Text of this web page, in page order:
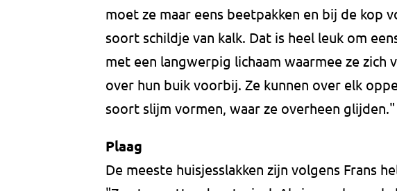
moet ze maar eens beetpakken en bij de kop
soort schildje van kalk. Dat is heel leuk om
met een langwerpig lichaam waarmee ze zich
over hun buik voorbij. Ze kunnen over elk
soort slijm vormen, waar ze overheen glijden."
Plaag
De meeste huisjesslakken zijn volgens Frans